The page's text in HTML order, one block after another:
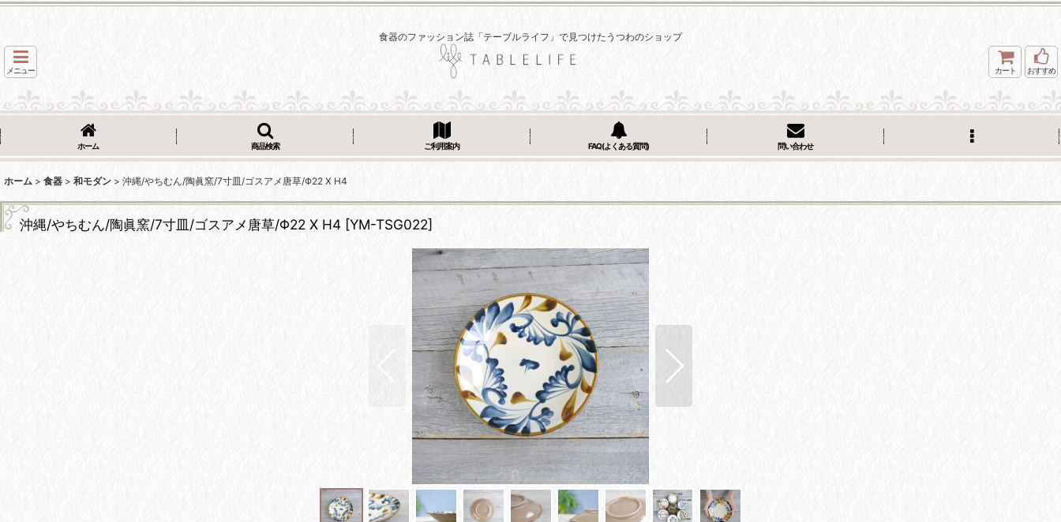
食器のファッション誌「テーブルライフ」で見つけたうつわのショップ
メニュー カート おすすめ
ホーム 商品検索 ご利用案内 FAQ(よくある質問) 問い合わせ
ホーム > 食器 > 和モダン > 沖縄/やちむん/陶眞窯/7寸皿/ゴスアメ唐草/Φ22 X H4
沖縄/やちむん/陶眞窯/7寸皿/ゴスアメ唐草/Φ22 X H4 [YM-TSG022]